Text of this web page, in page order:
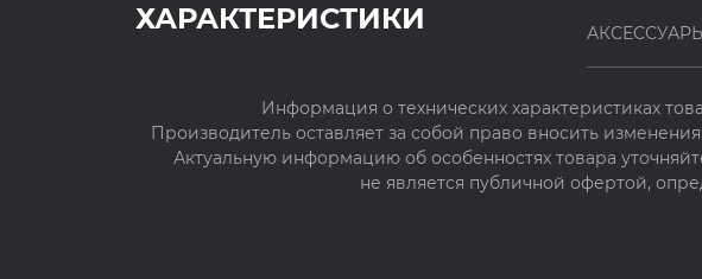
ХАРАКТЕРИСТИКИ
Информация о технических характеристиках
Производитель оставляет за собой право вносить
Актуальную информацию об особенностях товара
не является публичной офертой,